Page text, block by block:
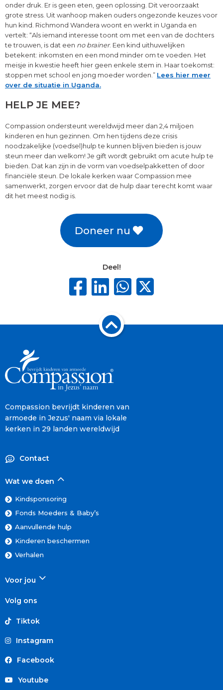
onder druk. Er is geen eten, geen oplossing. Dit veroorzaakt
grote stress. Uit wanhoop maken ouders ongezonde keuzes voor
hun kind. Richmond Wandera woont en werkt in Uganda en
vertelt: “Als iemand interesse toont om met een van de dochters
te trouwen, is dat een no brainer. Een kind uithuwelijken
betekent: inkomsten en een mond minder om te voeden. Het
meisje in kwestie heeft hier geen enkele stem in. Haar toekomst:
stoppen met school en jong moeder worden.” Lees hier meer
over de situatie in Uganda.
HELP JE MEE?
Compassion ondersteunt wereldwijd meer dan 2,4 miljoen
kinderen en hun gezinnen. Om hen tijdens deze crisis
noodzakelijke (voedsel)hulp te kunnen blijven bieden is jouw
steun meer dan welkom! Je gift wordt gebruikt om acute hulp te
bieden. Dat kan zijn in de vorm van voedselpakketten of door
financiële steun. De lokale kerken waar Compassion mee
samenwerkt, zorgen ervoor dat de hulp daar terecht komt waar
dit het meest nodig is.
Doneer nu
Deel!
Compassion bevrijdt kinderen van
armoede in Jezus' naam via lokale
kerken in 29 landen wereldwijd
Contact
Wat we doen
Kindsponsoring
Fonds Moeders & Baby’s
Aanvullende hulp
Kinderen beschermen
Verhalen
Voor jou
Volg ons
Tiktok
Instagram
Facebook
Youtube